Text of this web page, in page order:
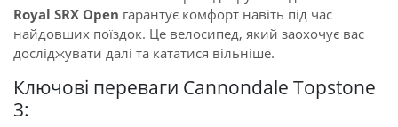
Royal SRX Open гарантує комфорт навіть під час
найдовших поїздок. Це велосипед, який заохочує вас
досліджувати далі та кататися вільніше.
Ключові переваги Cannondale Topstone
3: